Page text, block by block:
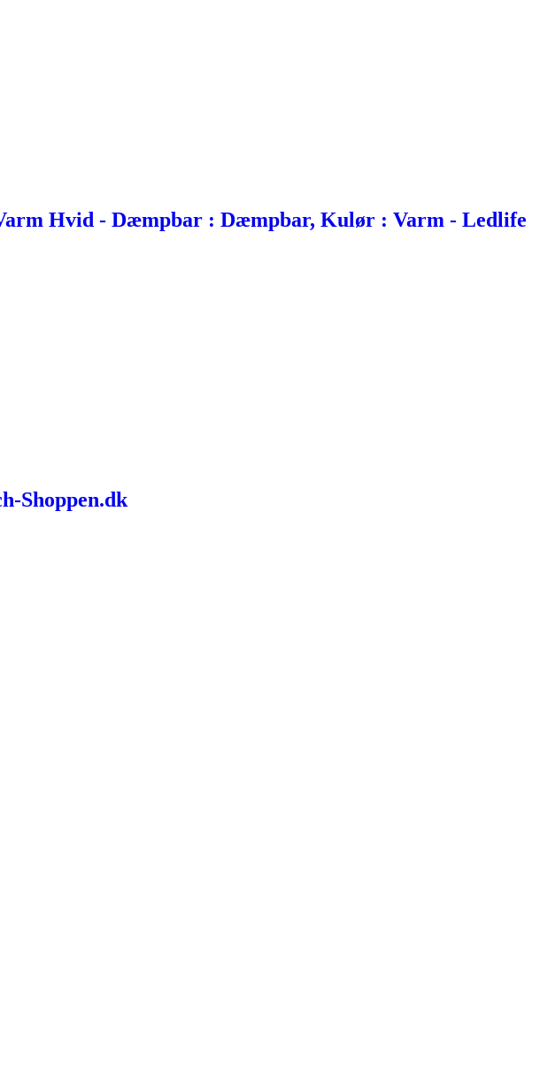
Hvid - Dæmpbar : Dæmpbar, Kulør : Varm - Ledlife
Shoppen.dk